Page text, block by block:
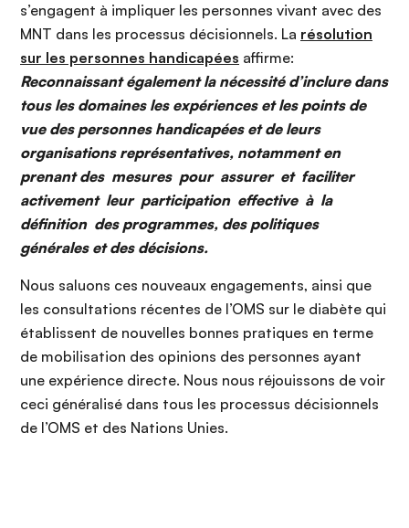
s’engagent à impliquer les personnes vivant avec des
MNT dans les processus décisionnels. La résolution
sur les personnes handicapées affirme:
Reconnaissant également la nécessité d’inclure dans
tous les domaines les expériences et les points de
vue des personnes handicapées et de leurs
organisations représentatives, notamment en
prenant des mesures pour assurer et faciliter
activement leur participation effective à la
définition des programmes, des politiques
générales et des décisions.
Nous saluons ces nouveaux engagements, ainsi que
les consultations récentes de l’OMS sur le diabète qui
établissent de nouvelles bonnes pratiques en terme
de mobilisation des opinions des personnes ayant
une expérience directe. Nous nous réjouissons de voir
ceci généralisé dans tous les processus décisionnels
de l’OMS et des Nations Unies.